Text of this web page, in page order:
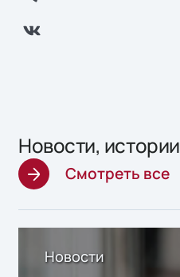
Новости,
Смотреть все
Новости